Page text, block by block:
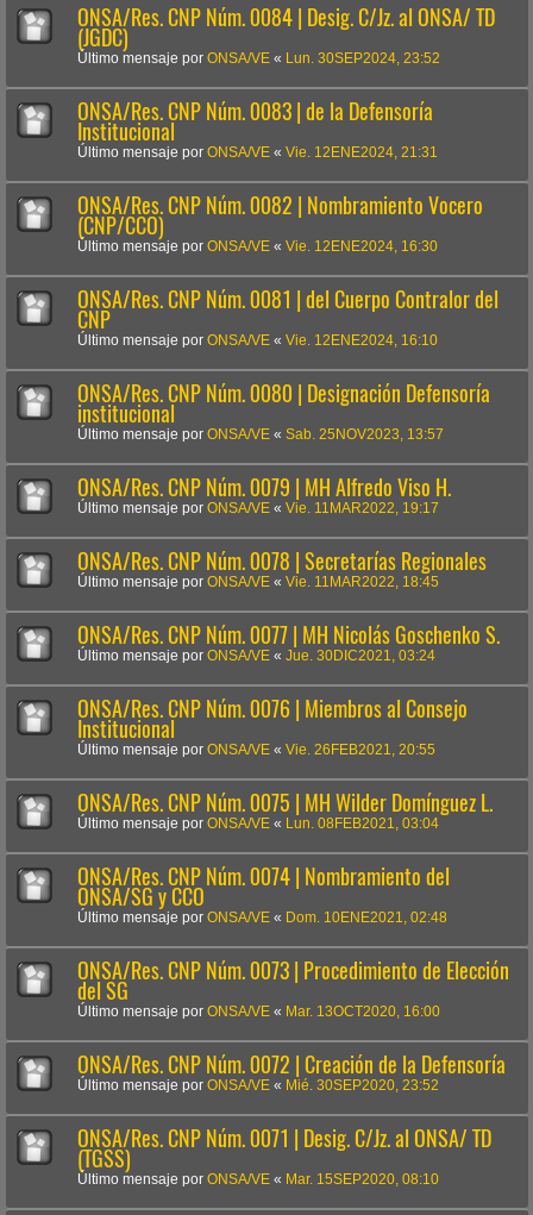
ONSA/Res. CNP Núm. 0084 | Desig. C/Jz. al ONSA/ TD
(JGDC)
Último mensaje por ONSA/VE « Lun. 30SEP2024, 23:52
ONSA/Res. CNP Núm. 0083 | de la Defensoría
Institucional
Último mensaje por ONSA/VE « Vie. 12ENE2024, 21:31
ONSA/Res. CNP Núm. 0082 | Nombramiento Vocero
(CNP/CCO)
Último mensaje por ONSA/VE « Vie. 12ENE2024, 16:30
ONSA/Res. CNP Núm. 0081 | del Cuerpo Contralor del
CNP
Último mensaje por ONSA/VE « Vie. 12ENE2024, 16:10
ONSA/Res. CNP Núm. 0080 | Designación Defensoría
institucional
Último mensaje por ONSA/VE « Sab. 25NOV2023, 13:57
ONSA/Res. CNP Núm. 0079 | MH Alfredo Viso H.
Último mensaje por ONSA/VE « Vie. 11MAR2022, 19:17
ONSA/Res. CNP Núm. 0078 | Secretarías Regionales
Último mensaje por ONSA/VE « Vie. 11MAR2022, 18:45
ONSA/Res. CNP Núm. 0077 | MH Nicolás Goschenko S.
Último mensaje por ONSA/VE « Jue. 30DIC2021, 03:24
ONSA/Res. CNP Núm. 0076 | Miembros al Consejo
Institucional
Último mensaje por ONSA/VE « Vie. 26FEB2021, 20:55
ONSA/Res. CNP Núm. 0075 | MH Wilder Domínguez L.
Último mensaje por ONSA/VE « Lun. 08FEB2021, 03:04
ONSA/Res. CNP Núm. 0074 | Nombramiento del
ONSA/SG y CCO
Último mensaje por ONSA/VE « Dom. 10ENE2021, 02:48
ONSA/Res. CNP Núm. 0073 | Procedimiento de Elección
del SG
Último mensaje por ONSA/VE « Mar. 13OCT2020, 16:00
ONSA/Res. CNP Núm. 0072 | Creación de la Defensoría
Último mensaje por ONSA/VE « Mié. 30SEP2020, 23:52
ONSA/Res. CNP Núm. 0071 | Desig. C/Jz. al ONSA/ TD
(TGSS)
Último mensaje por ONSA/VE « Mar. 15SEP2020, 08:10